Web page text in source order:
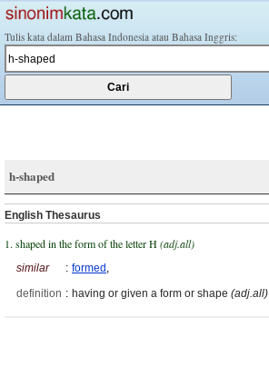
Tulis kata dalam Bahasa Indonesia atau Bahasa Inggris:
h-shaped
English Thesaurus
1. shaped in the form of the letter H(adj.all)
similar : formed ,
definition : having or given a form or shape (adj.all)